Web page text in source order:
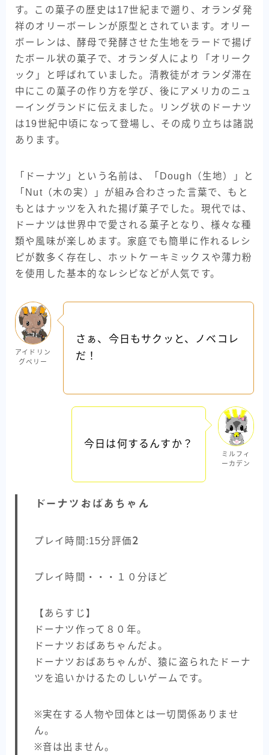
す。この菓子の歴史は17世紀まで遡り、オランダ発
祥のオリーボーレンが原型とされています。オリー
ボーレンは、酵母で発酵させた生地をラードで揚げ
たボール状の菓子で、オランダ人により「オリーク
ック」と呼ばれていました。清教徒がオランダ滞在
中にこの菓子の作り方を学び、後にアメリカのニュ
ーイングランドに伝えました。リング状のドーナツ
は19世紀中頃になって登場し、その成り立ちは諸説
あります。
「ドーナツ」という名前は、「Dough（生地）」と
「Nut（木の実）」が組み合わさった言葉で、もと
もとはナッツを入れた揚げ菓子でした。現代では、
ドーナツは世界中で愛される菓子となり、様々な種
類や風味が楽しめます。家庭でも簡単に作れるレシ
ピが数多く存在し、ホットケーキミックスや薄力粉
を使用した基本的なレシピなどが人気です。
アイドリン
グベリー
さぁ、今日もサクッと、ノベコレ
だ！
今日は何するんすか？
ミルフィ
ーカデン
ドーナツおばあちゃん
プレイ時間:15分評価2
プレイ時間・・・１０分ほど
【あらすじ】
ドーナツ作って８０年。
ドーナツおばあちゃんだよ。
ドーナツおばあちゃんが、猿に盗られたドーナ
ツを追いかけるたのしいゲームです。
※実在する人物や団体とは一切関係ありませ
ん。
※音は出ません。